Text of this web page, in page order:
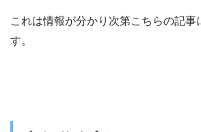
これは情報が分かり次第こちらの記事
す。